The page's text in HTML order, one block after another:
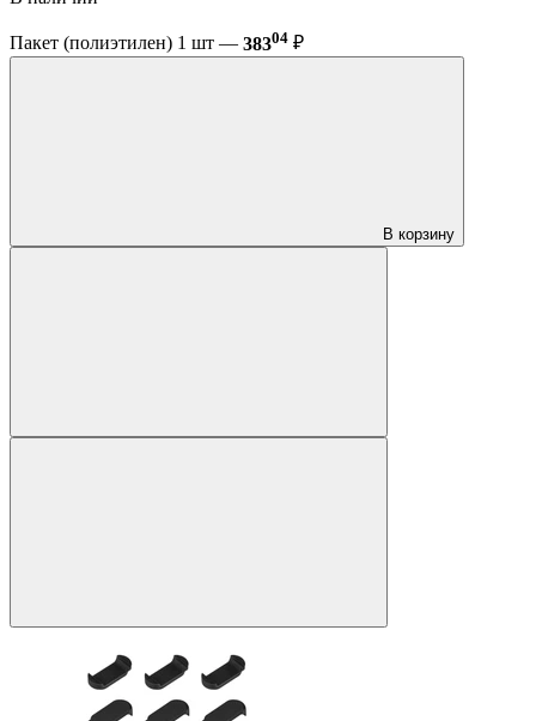
Пакет (полиэтилен) 1 шт — 38304 ₽
В корзину